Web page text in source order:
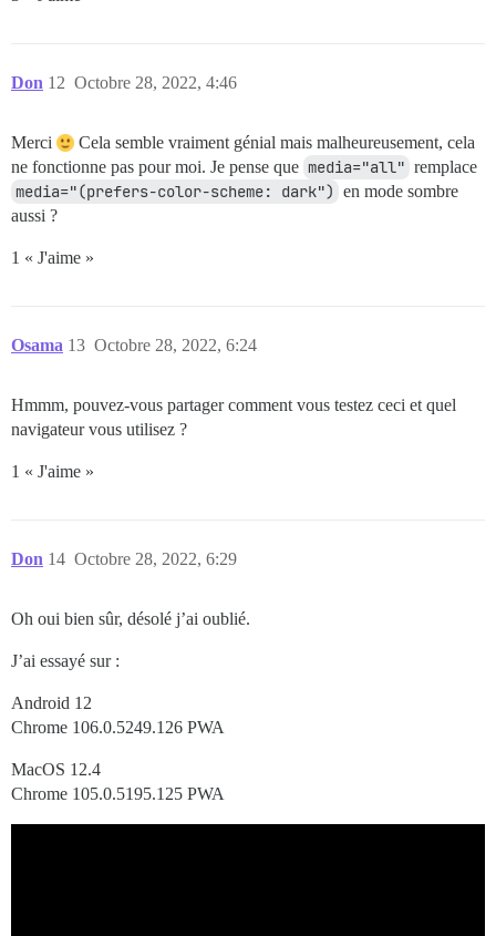
Don Octobre 28, 2022, 4:46
12
Merci
Cela semble vraiment génial mais malheureusement, cela
ne fonctionne pas pour moi. Je pense que media="all" remplace
media="(prefers-color-scheme: dark") en mode sombre
aussi ?
1 « J'aime »
Osama Octobre 28, 2022, 6:24
13
Hmmm, pouvez-vous partager comment vous testez ceci et quel
navigateur vous utilisez ?
1 « J'aime »
Don Octobre 28, 2022, 6:29
14
Oh oui bien sûr, désolé j’ai oublié.
J’ai essayé sur :
Android 12
Chrome 106.0.5249.126 PWA
MacOS 12.4
Chrome 105.0.5195.125 PWA